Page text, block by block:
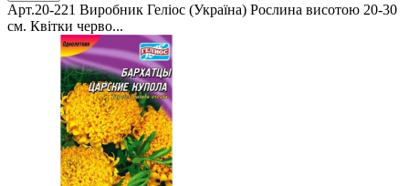
Арт.20-221 Виробник Геліос (Україна) Рослина висотою 20-30
см. Квітки черво...